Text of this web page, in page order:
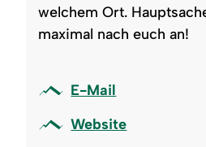
welchem Ort.
maximal nach euch an!
E-Mail
Website